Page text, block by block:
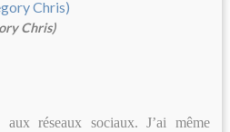
Chris)
réseaux sociaux. J’ai même